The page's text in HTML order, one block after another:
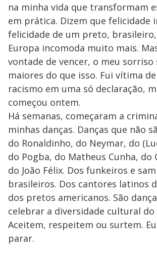
na minha vida que transformam
em prática. Dizem que felicidade
felicidade de um preto,
Europa incomoda muito mais.
vontade de vencer, o meu
maiores do que isso. Fui vítima
racismo em uma só declaração,
começou ontem.
Há semanas, começaram a
minhas danças. Danças que não
do Ronaldinho, do Neymar, do
do Pogba, do Matheus Cunha, do
do João Félix. Dos funkeiros e
brasileiros. Dos cantores latinos
dos pretos americanos. São
celebrar a diversidade cultural do
Aceitem, respeitem ou surtem.
parar.